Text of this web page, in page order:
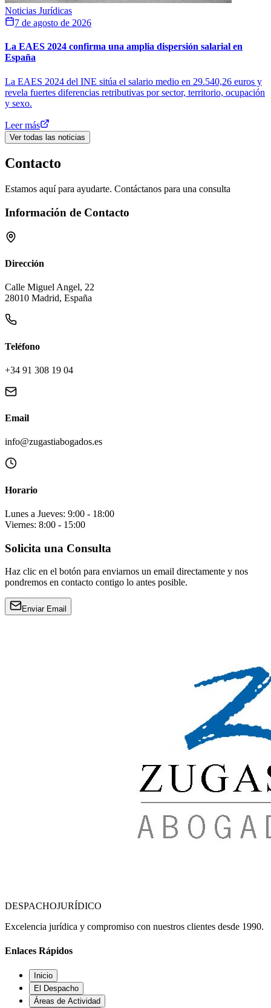
Noticias Jurídicas
7 de agosto de 2026
La EAES 2024 confirma una amplia dispersión salarial en
España
La EAES 2024 del INE sitúa el salario medio en 29.540,26 euros y
revela fuertes diferencias retributivas por sector, territorio, ocupación
y sexo.
Leer más
Ver todas las noticias
Contacto
Estamos aquí para ayudarte. Contáctanos para una consulta
Información de Contacto
Dirección
Calle Miguel Angel, 22
28010 Madrid, España
Teléfono
+34 91 308 19 04
Email
info@zugastiabogados.es
Horario
Lunes a Jueves: 9:00 - 18:00
Viernes: 8:00 - 15:00
Solicita una Consulta
Haz clic en el botón para enviarnos un email directamente y nos
pondremos en contacto contigo lo antes posible.
Enviar Email
DESPACHOJURÍDICO
Excelencia jurídica y compromiso con nuestros clientes desde 1990.
Enlaces Rápidos
Inicio
El Despacho
Áreas de Actividad